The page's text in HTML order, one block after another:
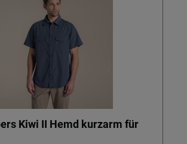
Kiwi II Hemd kurzarm für